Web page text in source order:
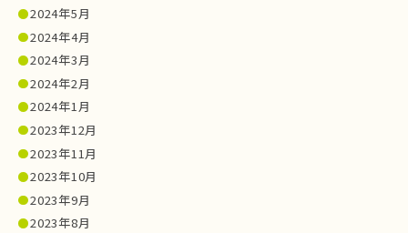
2024年5月
2024年4月
2024年3月
2024年2月
2024年1月
2023年12月
2023年11月
2023年10月
2023年9月
2023年8月